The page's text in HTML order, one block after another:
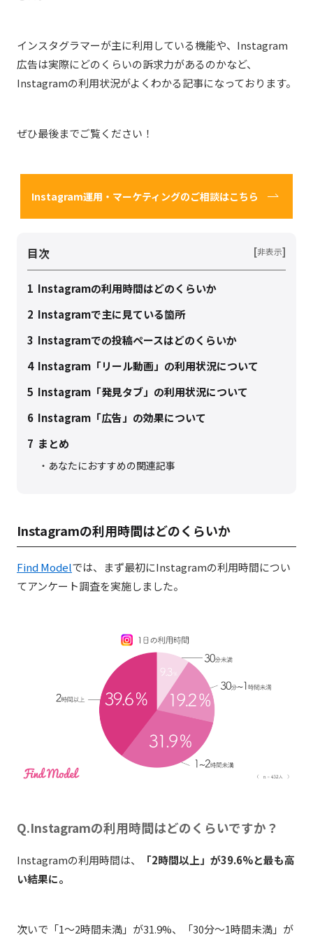
インスタグラマーが主に利用している機能や、Instagram
広告は実際にどのくらいの訴求力があるのかなど、
Instagramの利用状況がよくわかる記事になっております。
ぜひ最後までご覧ください！
Instagram運用・マーケティングのご相談はこちら
目次 [非表示]
1 Instagramの利用時間はどのくらいか
2 Instagramで主に見ている箇所
3 Instagramでの投稿ペースはどのくらいか
4 Instagram「リール動画」の利用状況について
5 Instagram「発見タブ」の利用状況について
6 Instagram「広告」の効果について
7 まとめ
あなたにおすすめの関連記事
Instagramの利用時間はどのくらいか
Find Modelでは、まず最初にInstagramの利用時間につい
てアンケート調査を実施しました。
Q.Instagramの利用時間はどのくらいですか？
Instagramの利用時間は、
「2時間以上」が39.6%と最も高
い結果に。
次いで「1〜2時間未満」が31.9%、「30分〜1時間未満」が